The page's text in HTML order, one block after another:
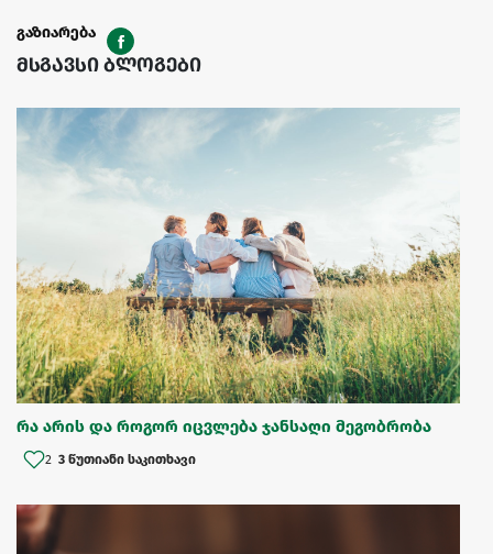
გაზიარება
მსგავსი ბლოგები
რა არის და როგორ იცვლება ჯანსაღი მეგობრობა
2 3 წუთიანი საკითხავი